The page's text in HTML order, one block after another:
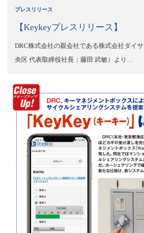
プレスリリース
【Keykeyプレスリリース】
DRC株式会社の親会社である株式会社ダイ
央区 代表取締役社長：藤田 武敏）より…